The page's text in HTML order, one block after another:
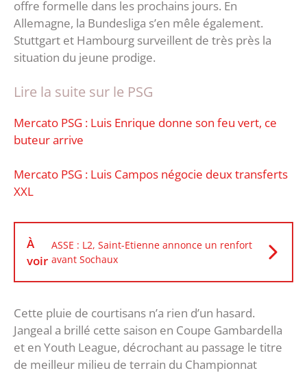
offre formelle dans les prochains jours. En
Allemagne, la Bundesliga s’en mêle également.
Stuttgart et Hambourg surveillent de très près la
situation du jeune prodige.
Lire la suite sur le PSG
Mercato PSG : Luis Enrique donne son feu vert, ce
buteur arrive
Mercato PSG : Luis Campos négocie deux transferts
XXL
À
voir
ASSE : L2, Saint-Etienne annonce un renfort
avant Sochaux
Cette pluie de courtisans n’a rien d’un hasard.
Jangeal a brillé cette saison en Coupe Gambardella
et en Youth League, décrochant au passage le titre
de meilleur milieu de terrain du Championnat